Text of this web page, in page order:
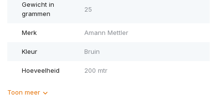
Gewicht in
grammen
25
Merk Amann Mettler
Kleur Bruin
Hoeveelheid 200 mtr
Toon meer